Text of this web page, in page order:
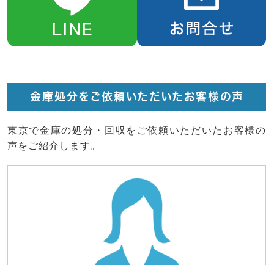
金庫処分をご依頼いただいたお客様の声
東京で金庫の処分・回収をご依頼いただいたお客様の
声をご紹介します。